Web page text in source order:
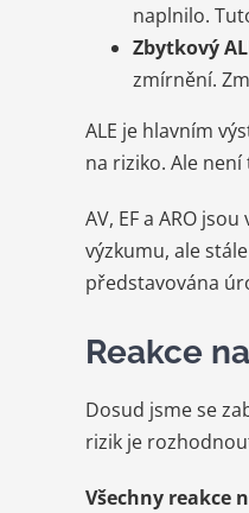
naplnilo.
Zbytkový
zmírnění.
ALE je hlavním
na riziko. Ale
AV, EF a ARO
výzkumu, ale
představována
Reakce
Dosud jsme se
rizik je
Všechny reakce